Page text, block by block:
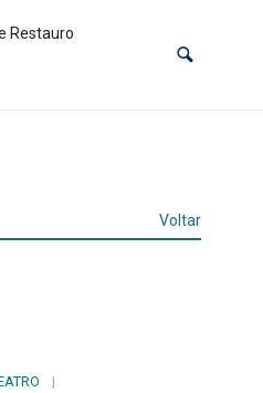
Restauro
Voltar
|